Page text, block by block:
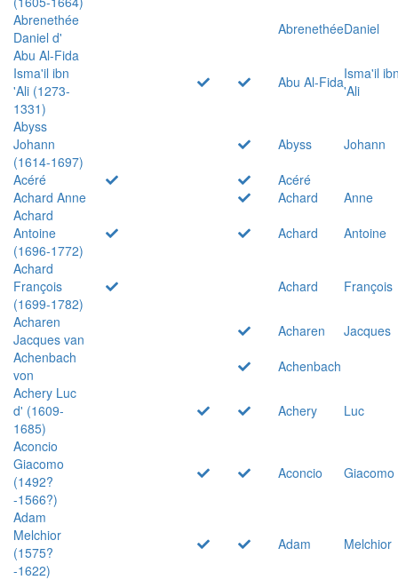
Abrenethée
Daniel d'
AbrenethéeDaniel
Abu Al-Fida
Isma'il ibn
'Ali (1273-
1331)
Abu Al-FidaIsma'il
'Ali
Abyss
Johann
(1614-1697)
Abyss
Johann
Acéré
Acéré
Achard Anne
Achard
Anne
Achard
Antoine
(1696-1772)
Achard
Antoine
Achard
François
(1699-1782)
Achard
François
Acharen
Jacques van
Acharen
Jacques
Achenbach
von
Achenbach
Achery Luc
d' (1609-
1685)
Achery
Luc
Aconcio
Giacomo
(1492?
-1566?)
Aconcio Giacomo
Adam
Melchior
(1575?
-1622)
Adam Melchior